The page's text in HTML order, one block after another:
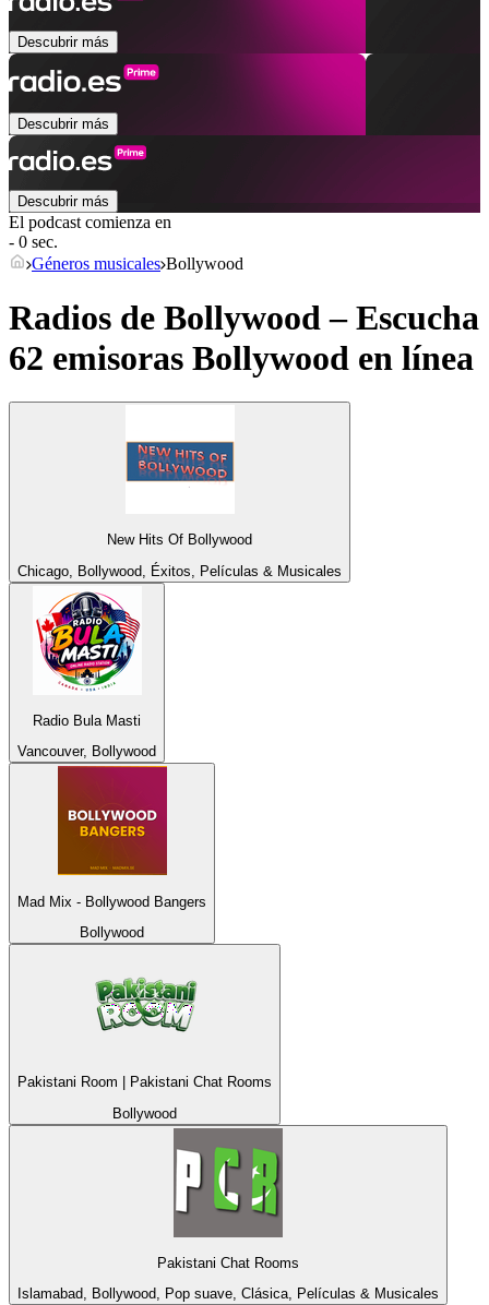
Descubrir más
Descubrir más
Descubrir más
El podcast comienza en
- 0 sec.
Géneros musicales Bollywood
Radios de Bollywood – Escucha
62 emisoras Bollywood en línea
New Hits Of Bollywood
Chicago, Bollywood, Éxitos, Películas & Musicales
Radio Bula Masti
Vancouver, Bollywood
Mad Mix - Bollywood Bangers
Bollywood
Pakistani Room | Pakistani Chat Rooms
Bollywood
Pakistani Chat Rooms
Islamabad, Bollywood, Pop suave, Clásica, Películas & Musicales